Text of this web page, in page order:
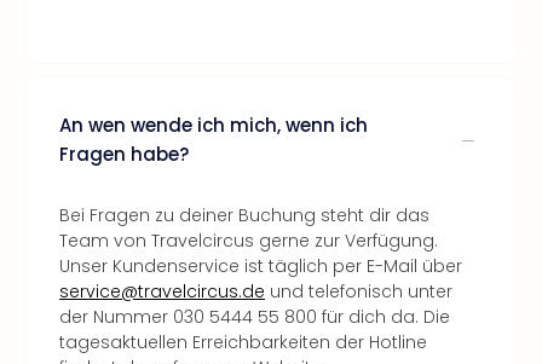
An wen wende ich mich, wenn ich
Fragen habe?
Bei Fragen zu deiner Buchung steht dir das
Team von Travelcircus gerne zur Verfügung.
Unser Kundenservice ist täglich per E-Mail über
service@travelcircus.de und telefonisch unter
der Nummer 030 5444 55 800 für dich da. Die
tagesaktuellen Erreichbarkeiten der Hotline